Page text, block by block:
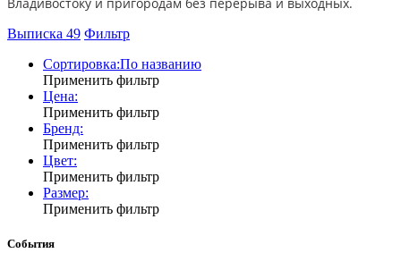
Выписка 49 Фильтр
Сортировка:По названию
Применить фильтр
Цена:
Применить фильтр
Бренд:
Применить фильтр
Цвет:
Применить фильтр
Размер:
Применить фильтр
События